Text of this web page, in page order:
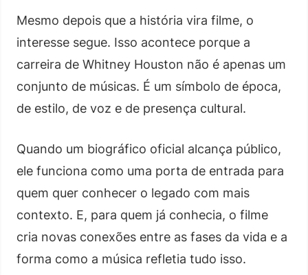
Mesmo depois que a história vira filme, o
interesse segue. Isso acontece porque a
carreira de Whitney Houston não é apenas um
conjunto de músicas. É um símbolo de época,
de estilo, de voz e de presença cultural.
Quando um biográfico oficial alcança público,
ele funciona como uma porta de entrada para
quem quer conhecer o legado com mais
contexto. E, para quem já conhecia, o filme
cria novas conexões entre as fases da vida e a
forma como a música refletia tudo isso.